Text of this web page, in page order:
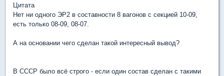
Цитата
Нет ни одного ЭР2 в составности 8 вагонов с секцией 10-09,
есть только 08-09, 08-07.
А на основании чего сделан такой интересный вывод?
В СССР было всё строго - если один состав сделан с такими